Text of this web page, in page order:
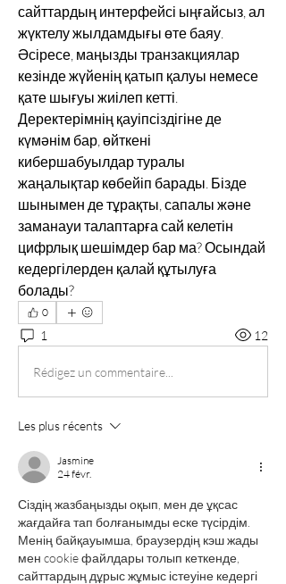
сайттардың интерфейсі ыңғайсыз, ал
жүктелу жылдамдығы өте баяу.
Әсіресе, маңызды транзакциялар
кезінде жүйенің қатып қалуы немесе
қате шығуы жиілеп кетті.
Деректерімнің қауіпсіздігіне де
күмәнім бар, өйткені
кибершабуылдар туралы
жаңалықтар көбейіп барады. Бізде
шынымен де тұрақты, сапалы және
заманауи талаптарға сай келетін
цифрлық шешімдер бар ма? Осындай
кедергілерден қалай құтылуға
болады?
0
1 12
Rédigez un commentaire...
Les plus récents
Jasmine
24 févr.
Сіздің жазбаңызды оқып, мен де ұқсас
жағдайға тап болғанымды еске түсірдім.
Менің байқауымша, браузердің кэш жады
мен cookie файлдары толып кеткенде,
сайттардың дұрыс жұмыс істеуіне кедергі